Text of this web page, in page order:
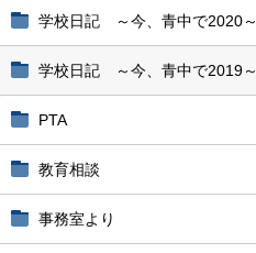
学校日記 ～今、青中で2020～
学校日記 ～今、青中で2019～
PTA
教育相談
事務室より